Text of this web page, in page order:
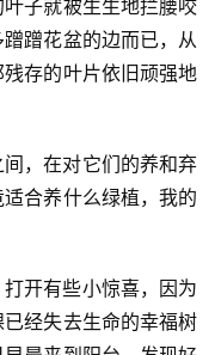
子就被生生地拦腰咬
蹭花盆的边而已，从
存的叶片依旧顽强地
，在对它们的养和弃
合养什么绿植，我的
开有些小惊喜，因为
经失去生命的幸福树